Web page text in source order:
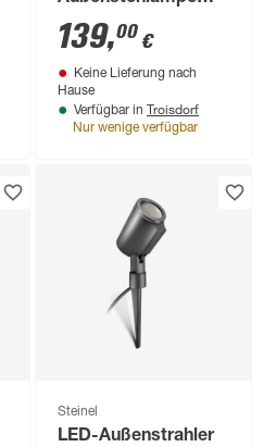
'Sphera C 24V 300'
5,04 W 529 lm
warmweiß,
neutralweiß,
Farbwechsler IP 65
139,00 €
Keine Lieferung nach
Hause
Verfügbar in Troisdorf
Nur wenige verfügbar
Steinel
LED-Außenstrahler